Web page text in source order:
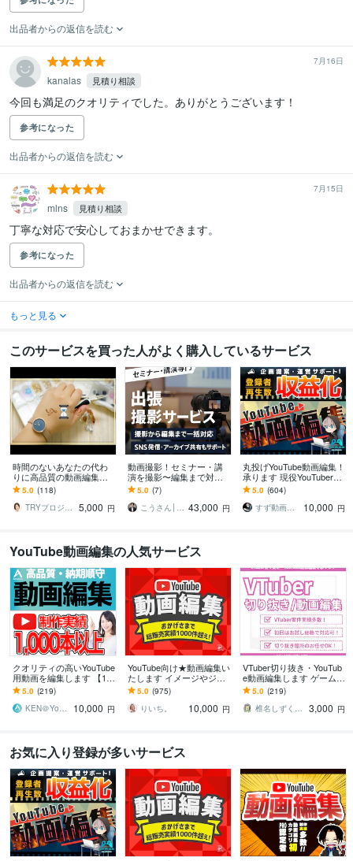
出品者からの返信を読む
7月16日
kanalas 見積り相談
今回も満足のクオリティでした。ありがとうございます！
参考になった
出品者からの返信を読む
7月15日
mlns 見積り相談
丁寧な対応で安心しておまかせできます。
参考になった
出品者からの返信を読む
もっと見る
このサービスを買った人がよく購入しているサービス
時間のないあなたの代わ
りに高品質の動画編集し
ます 【制作実績700本
超!】顔が見える・人柄が
分かる編集者です。
5.0 (118)
TRYプロジェクト
5,000 円
動画撮影！セミナー・講
演を撮影〜編集まで対応
します 会社紹介・ドキュ
メンタリ・社内マニュア
ル動画・YouTube
5.0 (7)
こうさん│映像×AI×SNS 43,000 円
丸投げYouTube動画編集！
承ります 現役YouTuberが
効果的な動画を作ります
5.0 (604)
すず動画編集者
10,000 円
YouTube動画編集の人気サービス
クオリティの高いYouTube
用動画を編集します 【10,
000円でクオリティの高い
動画】作成します！
5.0 (219)
KEN＠YouTube運用代行
10,000 円
YouTube向け★動画編集い
たします イメージやジャ
ンルに合わせて編集しま
す♫
5.0 (975)
りいち。
10,000 円
VTuber切り抜き・YouTub
e動画編集します ゲーム実
況などジャンル問わず｜S
horts動画・サムネイルも
5.0 (219)
椎名しずく＠受付再開
3,000 円
お気に入り登録が多いサービス